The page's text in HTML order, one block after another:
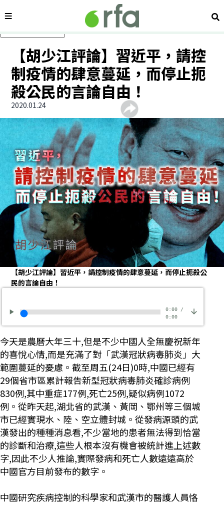
內容分類 搜
【胡少江評論】習近平，請控
制疫情的肆意蔓延，而停止扼
殺公民的言論自由！
2020.01.24
【胡少江評論】習近平，請控制疫情的肆意蔓延，而停止扼殺公
民的言論自由！
0:00/
0:00
今天是農曆大年三十,但是不少中國人全無慶祝新年
的喜悅心情,而是充滿了對「武漢冠狀病毒肺炎」大
範圍蔓延的憂慮。截至周五(24日)0時,中國已經有
29個省市區累計報告新型冠狀病毒肺炎確診病例
830例,其中重症177例,死亡25例,疑似病例1072
例。從昨天起,湖北省的武漢、黃岡、鄂州等三個城
市已經實現水、陸、空立體封城。從發病源頭的武
漢發出的種種消息看,不少當地的患者無法得到恰當
的診斷和治療,這些人根本沒有機會被統計進上述數
字,因此不少人推論,實際發病和死亡人數遠遠高於
中國官方目前發布的數字。
中國研究疾病控制的科學家和武漢市的醫護人員恪